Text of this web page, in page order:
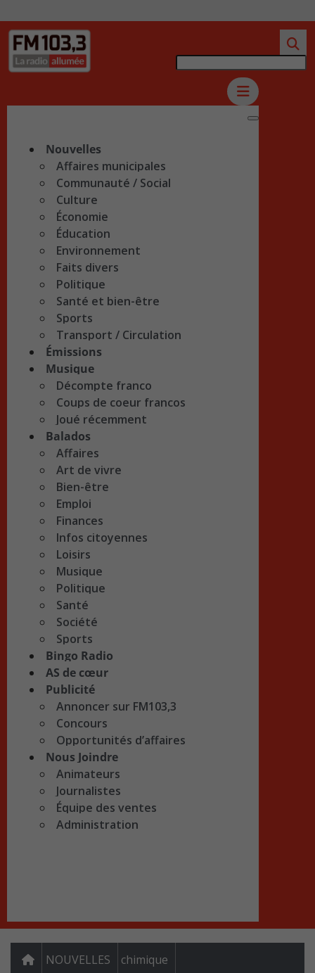
Nouvelles
Affaires municipales
Communauté / Social
Culture
Économie
Éducation
Environnement
Faits divers
Politique
Santé et bien-être
Sports
Transport / Circulation
Émissions
Musique
Décompte franco
Coups de coeur francos
Joué récemment
Balados
Affaires
Art de vivre
Bien-être
Emploi
Finances
Infos citoyennes
Loisirs
Musique
Politique
Santé
Société
Sports
Bingo Radio
AS de cœur
Publicité
Annoncer sur FM103,3
Concours
Opportunités d’affaires
Nous Joindre
Animateurs
Journalistes
Équipe des ventes
Administration
NOUVELLES chimique